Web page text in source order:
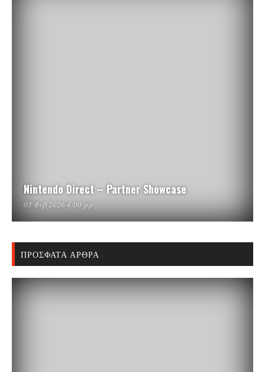
Nintendo Direct – Partner Showcase
05 Φεβ 2026 4:00 μμ
ΠΡΌΣΦΑΤΑ ΆΡΘΡΑ